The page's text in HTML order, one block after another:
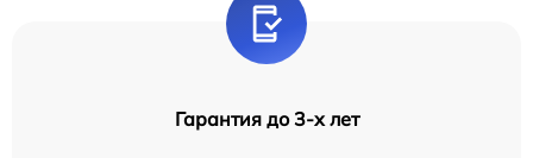
Гарантия до 3-х лет